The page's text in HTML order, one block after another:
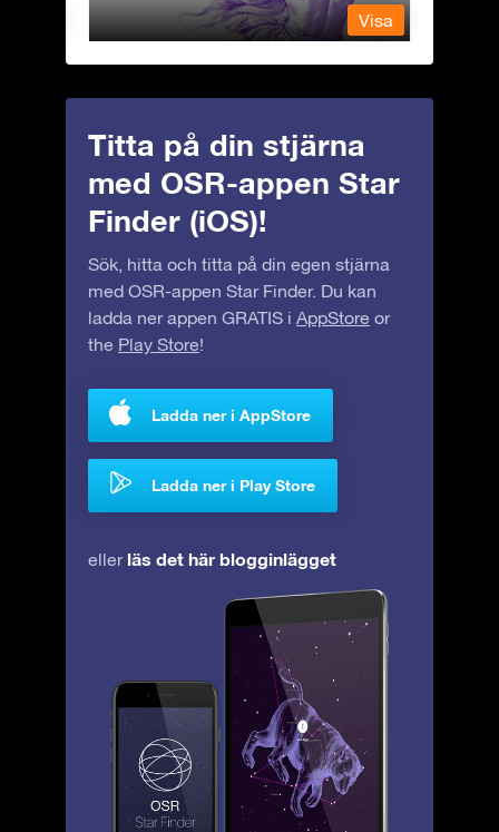
Visa
Titta på din stjärna
med OSR-appen Star
Finder (iOS)!
Sök, hitta och titta på din egen stjärna
med OSR-appen Star Finder. Du kan
ladda ner appen GRATIS i AppStore or
the Play Store!
Ladda ner i AppStore
Ladda ner i Play Store
eller läs det här blogginlägget